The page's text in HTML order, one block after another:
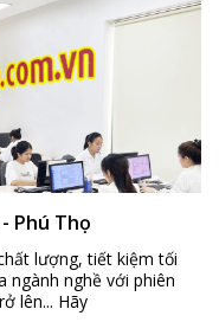
Phú Thọ
lượng, tiết kiệm tối
ngành nghề với phiên
lên... Hãy